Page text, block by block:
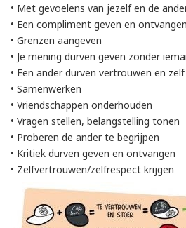
• Met gevoelens van jezelf en de
• Een compliment geven en ontvangen
• Grenzen aangeven
• Je mening durven geven zonder
• Een ander durven vertrouwen en
• Samenwerken
• Vriendschappen onderhouden
• Vragen stellen, belangstelling tonen
• Proberen de ander te begrijpen
• Kritiek durven geven en ontvangen
• Zelfvertrouwen/zelfrespect krijgen